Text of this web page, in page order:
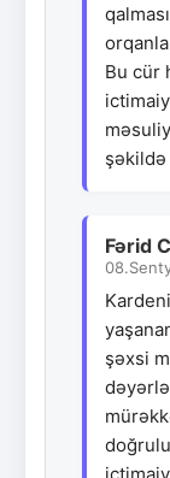
Bu cür
Fərid
şəxsi